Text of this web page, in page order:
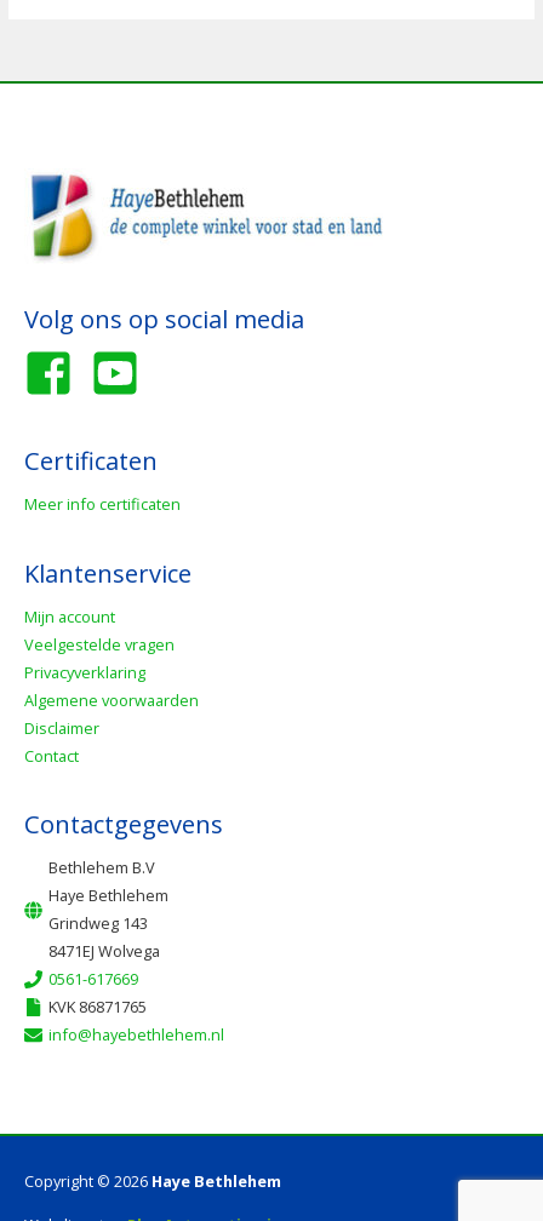
Volg ons op social media
Certificaten
Meer info certificaten
Klantenservice
Mijn account
Veelgestelde vragen
Privacyverklaring
Algemene voorwaarden
Disclaimer
Contact
Contactgegevens
Bethlehem B.V
Haye Bethlehem
Grindweg 143
8471EJ Wolvega
0561-617669
KVK 86871765
info@hayebethlehem.nl
Copyright © 2026 Haye Bethlehem